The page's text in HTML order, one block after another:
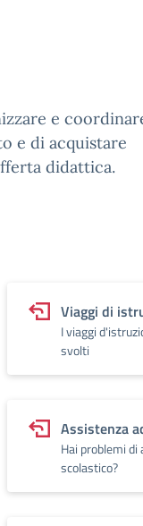
e
e di acquistare
didattica.
Viaggi di
I viaggi
svolti
Assistenza
Hai problemi di
scolastico?